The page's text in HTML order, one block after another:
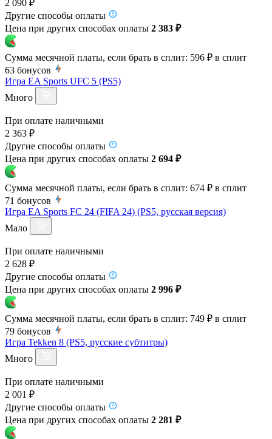
2 090 ₽
Другие способы оплаты
Цена при других способах оплаты 2 383 ₽
Сумма месячной платы, если брать в сплит: 596 ₽ в сплит
63 бонусов
Игра EA Sports UFC 5 (PS5)
Много
При оплате наличными
2 363 ₽
Другие способы оплаты
Цена при других способах оплаты 2 694 ₽
Сумма месячной платы, если брать в сплит: 674 ₽ в сплит
71 бонусов
Игра EA Sports FC 24 (FIFA 24) (PS5, русская версия)
Мало
При оплате наличными
2 628 ₽
Другие способы оплаты
Цена при других способах оплаты 2 996 ₽
Сумма месячной платы, если брать в сплит: 749 ₽ в сплит
79 бонусов
Игра Tekken 8 (PS5, русские субтитры)
Много
При оплате наличными
2 001 ₽
Другие способы оплаты
Цена при других способах оплаты 2 281 ₽